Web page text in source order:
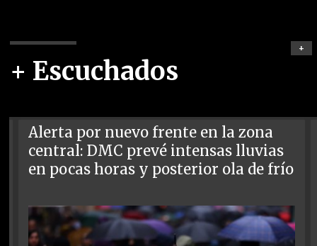
+ Escuchados
+
Alerta por nuevo frente en la zona
central: DMC prevé intensas lluvias
en pocas horas y posterior ola de frío